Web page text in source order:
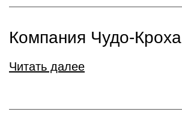
Компания Чудо-Кроха
Читать далее